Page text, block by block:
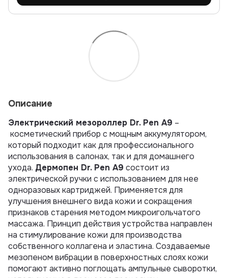
Описание
Электрический мезороллер Dr. Pen A9 –
косметический прибор с мощным аккумулятором,
который подходит как для профессионального
использования в салонах, так и для домашнего
ухода. Дермопен Dr. Pen A9 состоит из
электрической ручки с использованием для нее
одноразовых картриджей. Применяется для
улучшения внешнего вида кожи и сокращения
признаков старения методом микроигольчатого
массажа. Принцип действия устройства направлен
на стимулирование кожи для производства
собственного коллагена и эластина. Создаваемые
мезопеном вибрации в поверхностных слоях кожи
помогают активно поглощать ампульные сыворотки,